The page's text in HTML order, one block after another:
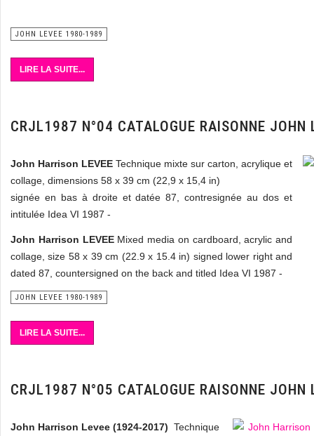
JOHN LEVEE 1980-1989
LIRE LA SUITE...
CRJL1987 N°04 CATALOGUE RAISONNE JOHN
John Harrison LEVEE Technique mixte sur carton, acrylique et
collage, dimensions 58 x 39 cm (22,9 x 15,4 in)
signée en bas à droite et datée 87, contresignée au dos et
intitulée Idea VI 1987 -
John Harrison LEVEEMixed media on cardboard, acrylic and
collage, size 58 x 39 cm (22.9 x 15.4 in) signed lower right and
dated 87, countersigned on the back and titled Idea VI 1987 -
JOHN LEVEE 1980-1989
LIRE LA SUITE...
CRJL1987 N°05 CATALOGUE RAISONNE JOHN
John Harrison Levee (1924-2017) Technique